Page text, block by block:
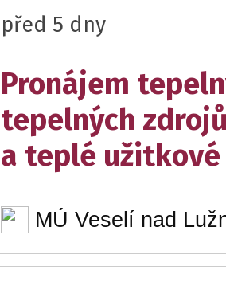
před 5 dny
Pronájem
tepelných
a teplé užitkové
MÚ Veselí nad